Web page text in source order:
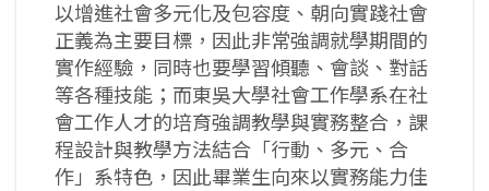
以增進社會多元化及包容度、朝向實踐社會
正義為主要目標，因此非常強調就學期間的
實作經驗，同時也要學習傾聽、會談、對話
等各種技能；而東吳大學社會工作學系在社
會工作人才的培育強調教學與實務整合，課
程設計與教學方法結合「行動、多元、合
作」系特色，因此畢業生向來以實務能力佳